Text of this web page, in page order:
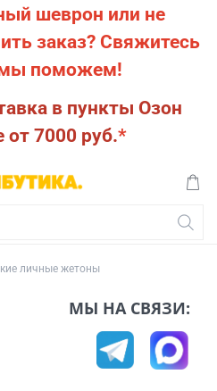
шеврон или не
заказ? Свяжитесь
поможем!
в пункты Озон
от 7000 руб.*
личные жетоны
МЫ НА СВЯЗИ: